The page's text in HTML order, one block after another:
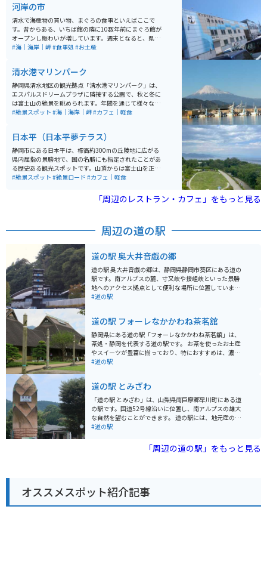
河岸の市
清水で海産物の買い物、まぐろの食事といえばここで
す。昔からある、いちば館の隣に10数年前にまぐろ館が
オープンし賑わいが増しています。週末となると、県内
外からライダー、車、観光バスが訪れ、食事と買い物を
には清水港にクルーズ船が入港すると欧米人の姿も、ま
ぐろ館には人気店も増えました。いちば館とまぐろ館の
連絡通路から、遊覧船に乗ることも出来、海を眺めなが
らの一休憩も出来ます。
#海｜海岸｜岬#食事処 #お土産
清水港マリンパーク
静岡県清水地区の観光拠点「淸水港マリンパーク」は、
エスパルスドリームプラザに隣接する公園で、秋と冬に
は富士山の絶景を眺められます。年間を通じて様々なイ
ベントの会場となり、打ち上げ花火、モーターショー、
や獅子舞といった伝統的なパフォーマンスが披露されま
す。公園の利用は無料で、有料の港内観光船も人気で
す。 隣接するエスパルスドリームプラザ内には「寿司横
丁」が設けられており、清水のお寿司を堪能できるお店
が多数あります。また、海沿いにはカフェがあり、多様
も使用されます。食事に関しては、寿司横丁の他に、少
っています。
#絶景スポット #海｜海岸｜岬#カフェ｜軽食
日本平（日本平夢テラス）
静岡市にある日本平は、標高約300mの丘陵地に広がる
県内屈指の景勝地で、国の名勝にも指定されたことがあ
る歴史ある観光スポットです。山頂からは富士山を正面
に、駿河湾や三保松原、清水港、伊豆半島、さらに天候
夕・夜と時間帯によって表情を変える美しい景観が魅力
です。とくに夕暮れから夜景にかけては、港の灯りと富
日本平山頂と久能山東照宮を約5分で結び、眼下に駿河
宮では、徳川家康ゆかりの史跡や豪華絢爛な社殿を見学
でき、自然と歴史の両方を味わえるのも特徴です。山頂
には日本平ホテルや広大な芝生広場もあり、カフェでの
休憩やピクニック、景色を楽しみながらの散策にも最適
です。 日本平夢テラスは、建築家・隈研吾氏が設計した
木組みの展望施設で、伝統と現代建築が融合した美しい
デザインが印象的です。展望デッキと屋内回廊からは36
0度の大パノラマが広がり、富士山だけでなく、茶畑、
港、街並みまで一望できます。館内では静岡茶や地元の
スイーツが楽しめ、観光の合間にゆったりとした時間を
過ごせます。展示スペースもあり、日本平の自然や歴史
について学べるのも魅力です。 また、山頂へ続く「日本
平パークウェイ」は、カーブや勾配のある走りごたえの
ある道で、ドライブやバイクツーリングの人気ルートと
なっています。走行中にも景色が楽しめるため、移動そ
のものが観光体験になります。展望・歴史・グルメ・建
築・ドライブのすべてを一度に楽しめる、日本を代表す
るビュースポットです。
#絶景スポット #絶景ロード #カフェ｜軽食
「周辺のレストラン・カフェ」をもっと見る
周辺の道の駅
道の駅 奥大井音戯の郷
道の駅 奥大井音戯の郷は、静岡県静岡市葵区にある道の
駅です。南アルプスの麓、寸又峡や接岨峡といった景勝
地へのアクセス拠点として便利な場所に位置していま
す。 地元の食材を使った食事処や、特産品販売所、観光
ットとしても最適です。 周辺には、エメラルドグリーン
の湖面が美しい寸又峡や、温泉地としても知られる接岨
峡など、観光スポットも豊富です。自然豊かな奥大井エ
リアを満喫できる道の駅です。
#道の駅
道の駅 フォーレなかかわね茶茗舘
静岡県にある道の駅「フォーレなかかわね茶茗舘」は、
茶処・静岡を代表する道の駅です。 お茶を使ったお土産
やスイーツが豊富に揃っており、特におすすめは、濃厚
な抹茶ジェラートです。 併設されているレストランで
道の終着駅「千頭駅」にも隣接しており、SLに乗車する
こともできます。 バイクで訪れる場合は、道の駅から寸
又峡や井川湖など、自然豊かな観光スポットへのアクセ
スも良好です。 周辺道路は、ワインディングロードが多
いため、走行には注意が必要です。
#道の駅
道の駅 とみざわ
「道の駅 とみざわ」は、山梨県南巨摩郡早川町にある道
の駅です。国道52号線沿いに位置し、南アルプスの雄大
な自然を望むことができます。 道の駅には、地元産の農
産物や特産品を販売する直売所、地元食材を使った料理
清流で育ったニジマスを使った料理がおすすめです。ま
た、併設されている「湯ったりーな昼神」は、アルカリ
ーラインなどのツーリングスポットも点在しており、雄
大な自然を感じながら走ることができます。 道の駅周辺
には、西山温泉や奈良田温泉などの温泉地も点在してい
#道の駅
「周辺の道の駅」をもっと見る
オススメスポット紹介記事